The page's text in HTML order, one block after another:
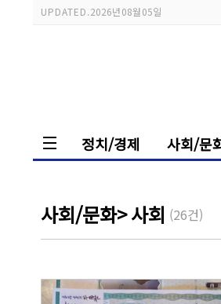
UPDATED.2026년 08월 05일
정치/경제 사회/문
사회/문화> 사회 (26건)